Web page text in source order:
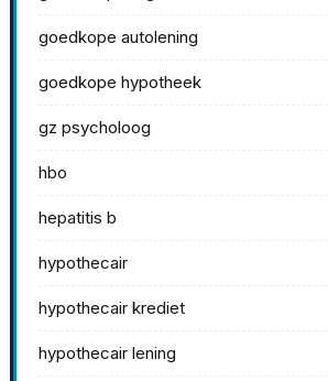
goedkope autolening
goedkope hypotheek
gz psycholoog
hbo
hepatitis b
hypothecair
hypothecair krediet
hypothecair lening